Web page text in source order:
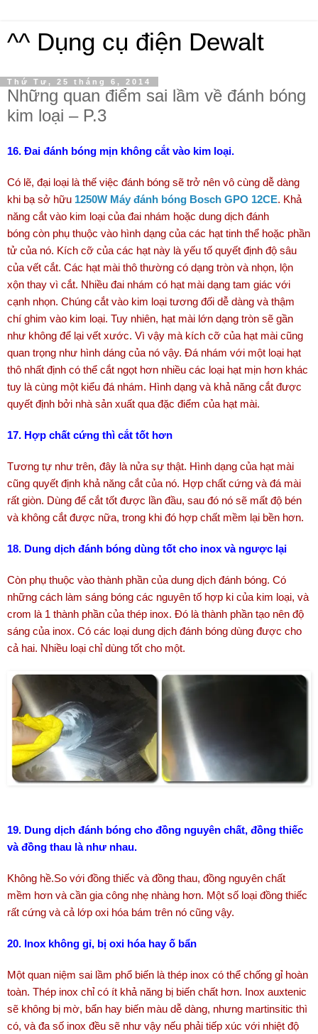
^^ Dụng cụ điện Dewalt
Thứ Tư, 25 tháng 6, 2014
Những quan điểm sai lầm về đánh bóng
kim loại – P.3
16. Đai đánh bóng mịn không cắt vào kim loại.
Có lẽ, đại loại là thế việc đánh bóng sẽ trở nên vô cùng dễ dàng
khi bạ sở hữu 1250W Máy đánh bóng Bosch GPO 12CE. Khả
năng cắt vào kim loại của đai nhám hoặc dung dịch đánh
bóng còn phụ thuộc vào hình dạng của các hạt tinh thể hoặc phần
tử của nó. Kích cỡ của các hạt này là yếu tố quyết định độ sâu
của vết cắt. Các hạt mài thô thường có dạng tròn và nhọn, lộn
xộn thay vì cắt. Nhiều đai nhám có hạt mài dạng tam giác với
cạnh nhọn. Chúng cắt vào kim loại tương đối dễ dàng và thậm
chí ghim vào kim loại. Tuy nhiên, hạt mài lớn dạng tròn sẽ gần
như không để lại vết xước. Vì vậy mà kích cỡ của hạt mài cũng
quan trọng như hình dáng của nó vậy. Đá nhám với một loại hạt
thô nhất định có thể cắt ngọt hơn nhiều các loại hạt mịn hơn khác
tuy là cùng một kiểu đá nhám. Hình dạng và khả năng cắt được
quyết định bởi nhà sản xuất qua đặc điểm của hạt mài.
17. Hợp chất cứng thì cắt tốt hơn
Tương tự như trên, đây là nửa sự thật. Hình dạng của hạt mài
cũng quyết định khả năng cắt của nó. Hợp chất cứng và đá mài
rất giòn. Dùng để cắt tốt được lần đầu, sau đó nó sẽ mất độ bén
và không cắt được nữa, trong khi đó hợp chất mềm lại bền hơn.
18. Dung dịch đánh bóng dùng tốt cho inox và ngược lại
Còn phụ thuộc vào thành phần của dung dịch đánh bóng. Có
những cách làm sáng bóng các nguyên tố hợp ki của kim loại, và
crom là 1 thành phần của thép inox. Đó là thành phần tạo nên độ
sáng của inox. Có các loại dung dịch đánh bóng dùng được cho
cả hai. Nhiều loại chỉ dùng tốt cho một.
19. Dung dịch đánh bóng cho đồng nguyên chất, đồng thiếc
và đồng thau là như nhau.
Không hề.So với đồng thiếc và đồng thau, đồng nguyên chất
mềm hơn và cần gia công nhẹ nhàng hơn. Một số loại đồng thiếc
rất cứng và cả lớp oxi hóa bám trên nó cũng vậy.
20. Inox không gỉ, bị oxi hóa hay ố bẩn
Một quan niệm sai lầm phổ biến là thép inox có thể chống gỉ hoàn
toàn. Thép inox chỉ có ít khả năng bị biến chất hơn. Inox auxtenic
sẽ không bị mờ, bẩn hay biến màu dễ dàng, nhưng martinsitic thì
có, và đa số inox đều sẽ như vậy nếu phải tiếp xúc với nhiệt độ